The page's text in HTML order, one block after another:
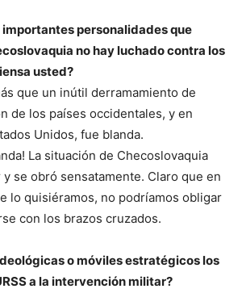
importantes personalidades que
no hay luchado contra los
usted?
que un inútil derramamiento de
de los países occidentales, y en
Unidos, fue blanda.
La situación de Checoslovaquia
se obró sensatamente. Claro que en
lo quisiéramos, no podríamos obligar
con los brazos cruzados.
o móviles estratégicos los
a la intervención militar?